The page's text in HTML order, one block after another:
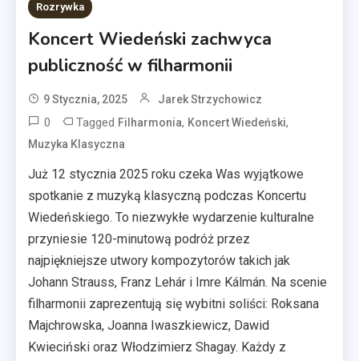
Rozrywka
Koncert Wiedeński zachwyca
publiczność w filharmonii
9 Stycznia, 2025 Jarek Strzychowicz
0 Tagged Filharmonia, Koncert Wiedeński,
Muzyka Klasyczna
Już 12 stycznia 2025 roku czeka Was wyjątkowe
spotkanie z muzyką klasyczną podczas Koncertu
Wiedeńskiego. To niezwykłe wydarzenie kulturalne
przyniesie 120-minutową podróż przez
najpiękniejsze utwory kompozytorów takich jak
Johann Strauss, Franz Lehár i Imre Kálmán. Na scenie
filharmonii zaprezentują się wybitni soliści: Roksana
Majchrowska, Joanna Iwaszkiewicz, Dawid
Kwieciński oraz Włodzimierz Shagay. Każdy z